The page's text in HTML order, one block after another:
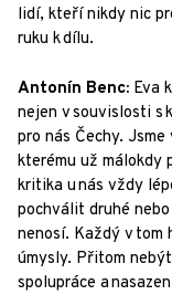
lidí, kteří nikdy nic
ruku k dílu.
Antonín Benc: Eva
nejen v souvislosti s
pro nás Čechy.
kterému už málokdy
kritika u nás vždy
pochválit druhé
nenosí. Každý v tom
úmysly. Přitom
spolupráce a